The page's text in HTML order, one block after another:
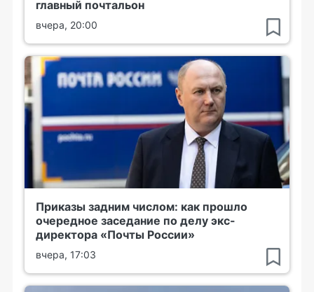
главный почтальон
вчера, 20:00
Приказы задним числом: как прошло
очередное заседание по делу экс-
директора «Почты России»
вчера, 17:03